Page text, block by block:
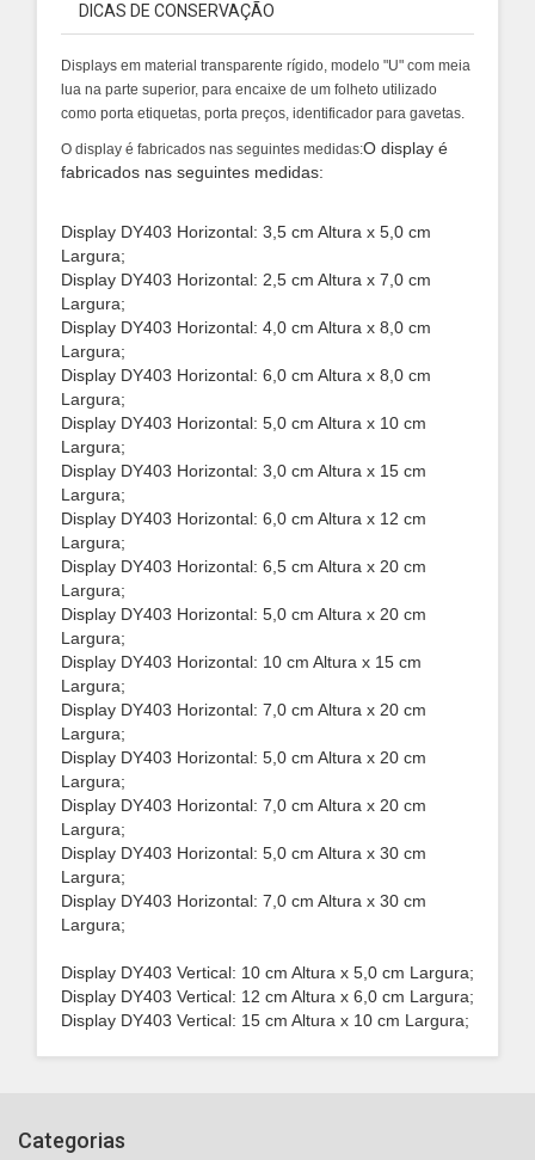
DICAS DE CONSERVAÇÃO
Displays em material transparente rígido, modelo "U" com meia
lua na parte superior, para encaixe de um folheto utilizado
como porta etiquetas, porta preços, identificador para gavetas.
O display é fabricados nas seguintes medidas:O display é
fabricados nas seguintes medidas:
Display DY403 Horizontal: 3,5 cm Altura x 5,0 cm
Largura;
Display DY403 Horizontal: 2,5 cm Altura x 7,0 cm
Largura;
Display DY403 Horizontal: 4,0 cm Altura x 8,0 cm
Largura;
Display DY403 Horizontal: 6,0 cm Altura x 8,0 cm
Largura;
Display DY403 Horizontal: 5,0 cm Altura x 10 cm
Largura;
Display DY403 Horizontal: 3,0 cm Altura x 15 cm
Largura;
Display DY403 Horizontal: 6,0 cm Altura x 12 cm
Largura;
Display DY403 Horizontal: 6,5 cm Altura x 20 cm
Largura;
Display DY403 Horizontal: 5,0 cm Altura x 20 cm
Largura;
Display DY403 Horizontal: 10 cm Altura x 15 cm
Largura;
Display DY403 Horizontal: 7,0 cm Altura x 20 cm
Largura;
Display DY403 Horizontal: 5,0 cm Altura x 20 cm
Largura;
Display DY403 Horizontal: 7,0 cm Altura x 20 cm
Largura;
Display DY403 Horizontal: 5,0 cm Altura x 30 cm
Largura;
Display DY403 Horizontal: 7,0 cm Altura x 30 cm
Largura;
Display DY403 Vertical: 10 cm Altura x 5,0 cm Largura;
Display DY403 Vertical: 12 cm Altura x 6,0 cm Largura;
Display DY403 Vertical: 15 cm Altura x 10 cm Largura;
Categorias